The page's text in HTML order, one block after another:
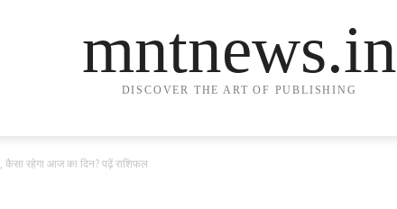
mntnews.in
DISCOVER THE ART OF PUBLISHING
कैसा रहेगा आज का दिन? पढ़ें राशिफल